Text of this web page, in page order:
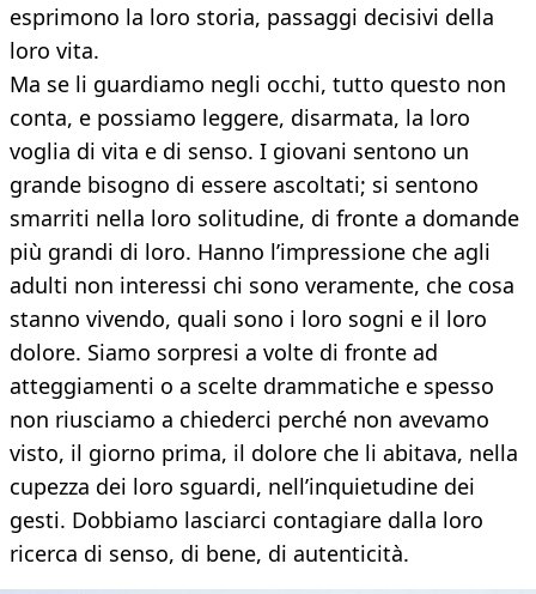
esprimono la loro storia, passaggi decisivi della
loro vita.
Ma se li guardiamo negli occhi, tutto questo non
conta, e possiamo leggere, disarmata, la loro
voglia di vita e di senso. I giovani sentono un
grande bisogno di essere ascoltati; si sentono
smarriti nella loro solitudine, di fronte a domande
più grandi di loro. Hanno l’impressione che agli
adulti non interessi chi sono veramente, che cosa
stanno vivendo, quali sono i loro sogni e il loro
dolore. Siamo sorpresi a volte di fronte ad
atteggiamenti o a scelte drammatiche e spesso
non riusciamo a chiederci perché non avevamo
visto, il giorno prima, il dolore che li abitava, nella
cupezza dei loro sguardi, nell’inquietudine dei
gesti. Dobbiamo lasciarci contagiare dalla loro
ricerca di senso, di bene, di autenticità.